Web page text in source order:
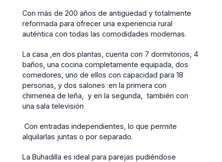
Con más de 200 años de antigüedad y totalmente
reformada para ofrecer una experiencia rural
auténtica con todas las comodidades modernas.
La casa ,en dos plantas, cuenta con 7 dormitorios, 4
baños, una cocina completamente equipada, dos
comedores, uno de ellos con capacidad para 18
personas, y dos salones :en la primera con
chimenea de leña, y en la segunda, también con
una sala televisión
Con entradas independientes, lo que permite
alquilarlas juntas o por separado.
La Buhadilla es ideal para parejas pudiéndose